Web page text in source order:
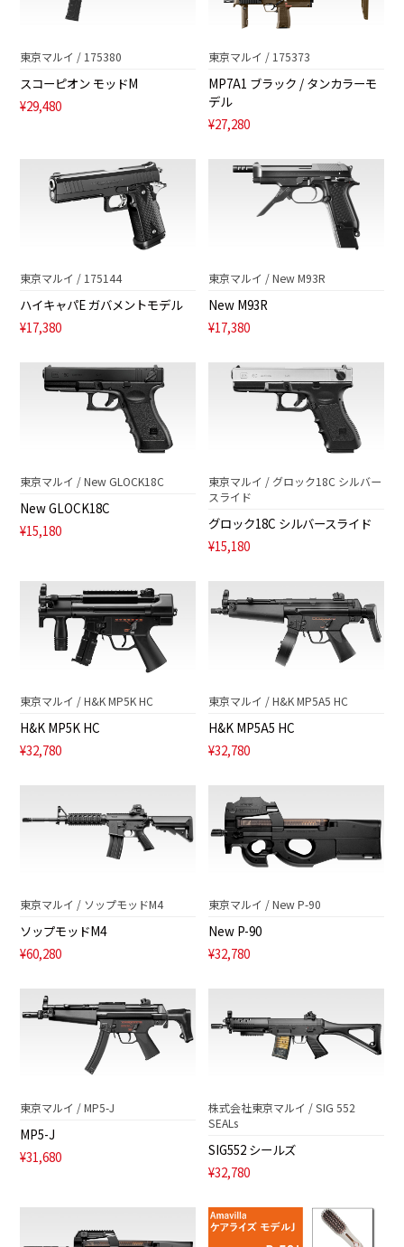
東京マルイ / 175380
スコーピオン モッドM
¥29,480
東京マルイ / 175373
MP7A1 ブラック / タンカラーモ
デル
¥27,280
東京マルイ / 175144
ハイキャパE ガバメントモデル
¥17,380
東京マルイ / New M93R
New M93R
¥17,380
東京マルイ / New GLOCK18C
New GLOCK18C
¥15,180
東京マルイ / グロック18C シルバー
スライド
グロック18C シルバースライド
¥15,180
東京マルイ / H&K MP5K HC
H&K MP5K HC
¥32,780
東京マルイ / H&K MP5A5 HC
H&K MP5A5 HC
¥32,780
東京マルイ / ソップモッドM4
ソップモッドM4
¥60,280
東京マルイ / New P-90
New P-90
¥32,780
東京マルイ / MP5-J
MP5-J
¥31,680
株式会社東京マルイ / SIG 552
SEALs
SIG552 シールズ
¥32,780